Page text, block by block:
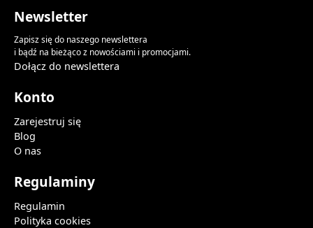
Newsletter
Zapisz się do naszego newslettera
i bądź na bieżąco z nowościami i promocjami.
Dołącz do newslettera
Konto
Zarejestruj się
Blog
O nas
Regulaminy
Regulamin
Polityka cookies